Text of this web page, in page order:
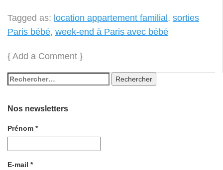
Tagged as: location appartement familial , sorties
Paris bébé, week-end à Paris avec bébé
{ Add a Comment }
Nos newsletters
Prénom *
E-mail *